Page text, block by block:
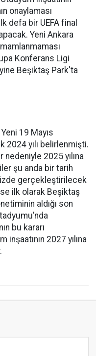
onaylaması
defa bir UEFA final
Yeni Ankara
Konferans Ligi
yine Beşiktaş Park'ta
19 Mayıs
2024 yılı belirlenmişti.
2025 yılına
şu anda bir tarih
gerçekleştirilecek
ilk olarak Beşiktaş
aldığı son
bu kararı
2027 yılına